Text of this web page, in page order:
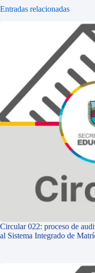
Entradas relacionadas
Circular 022: proceso de
al Sistema Integrado de